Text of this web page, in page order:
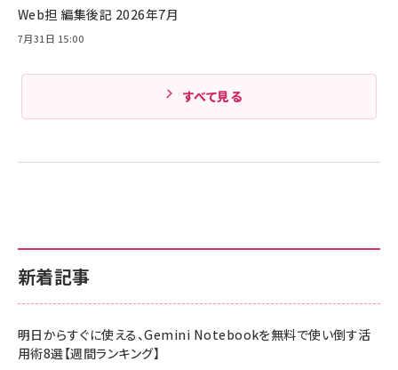
Amazonランキングをもっと見る
新着記事
明日からすぐに使える、Gemini Notebookを無料で使い倒す活
用術8選【週間ランキング】
Web担 編集後記 2026年7月
7月31日 15:00
すべて見る